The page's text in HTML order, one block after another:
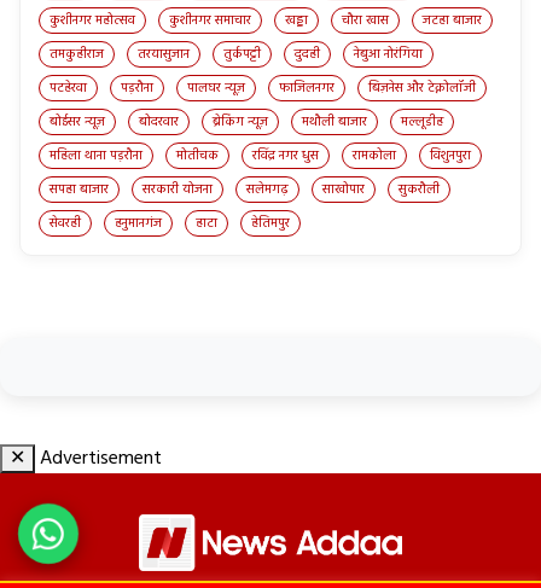
कुशीनगर महोत्सव
कुशीनगर समाचार खड्डा चौरा खास
जटहा बाजार
तमकुहीराज
तरयासुजान तुर्कपट्टी दुदही
नेबुआ नोरंगिया
पटहेरवा
पड़रौना पालघर न्यूज़ फाजिलनगर
बिज़नेस और टेक्नोलॉजी
बोईसर न्यूज़
बोदरवार ब्रेकिंग न्यूज़ मथौली बाजार
मल्लूडीह
महिला थाना पड़रौना
मोतीचक रविंद्र नगर धुस रामकोला
विशुनपुरा
सपहा बाजार
सरकारी योजना सलेमगढ़ साखोपार
सुकरौली
सेवरही
हनुमानगंज हाटा हेतिमपुर
✕ Advertisement